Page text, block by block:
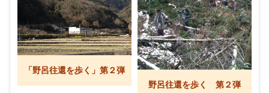
「野呂往還を歩く」第２弾
野呂往還を歩く 第２弾